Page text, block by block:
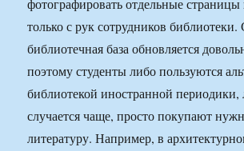
фотографировать отдельные
только с рук сотрудников библиотеки.
библиотечная база обновляется
поэтому студенты либо пользуются
библиотекой иностранной периодики,
случается чаще, просто покупают
литературу. Например, в